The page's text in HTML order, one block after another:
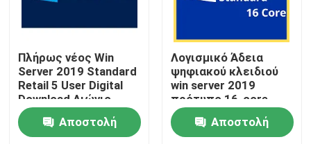
Σπίτι
Προϊόντα
Βίντεο
Πλήρως νέος Win
Server 2019 Standard
Retail 5 User Digital
Download Αιώνιο
Κλειδί
Αποστολή
Λογισμικό Άδεια
ψηφιακού κλειδιού
win server 2019
πρότυπο 16-core
Αποστολή